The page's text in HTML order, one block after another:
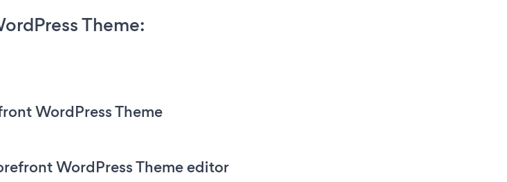
Theme:
WordPress Theme
WordPress Theme editor